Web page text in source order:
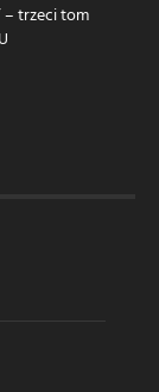
– trzeci tom